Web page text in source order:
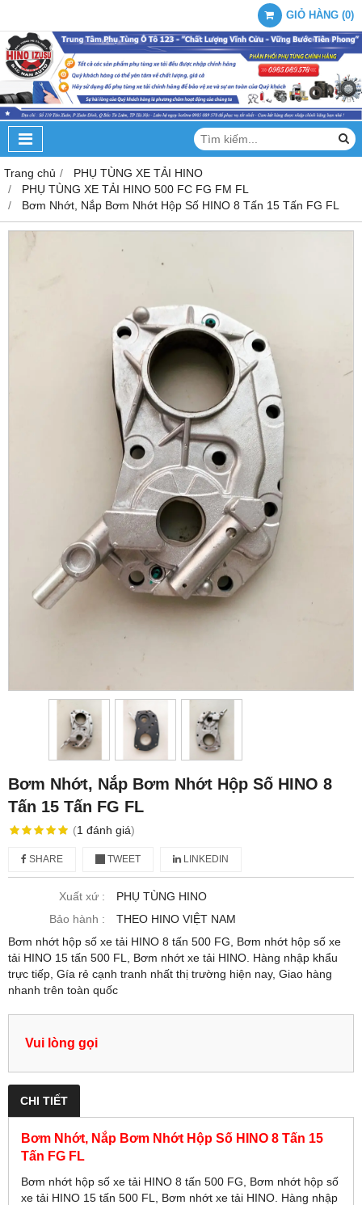
GIỎ HÀNG (0)
Trang chủ
PHỤ TÙNG XE TẢI HINO
PHỤ TÙNG XE TẢI HINO 500 FC FG FM FL
Bơm Nhớt, Nắp Bơm Nhớt Hộp Số HINO 8 Tấn 15 Tấn FG FL
Bơm Nhớt, Nắp Bơm Nhớt Hộp Số HINO 8
Tấn 15 Tấn FG FL
(1 đánh giá)
SHARE TWEET LINKEDIN
Xuất xứ :
PHỤ TÙNG HINO
Bảo hành :
THEO HINO VIỆT NAM
Bơm nhớt hộp số xe tải HINO 8 tấn 500 FG, Bơm nhớt hộp số xe
tải HINO 15 tấn 500 FL, Bơm nhớt xe tải HINO. Hàng nhập khẩu
trực tiếp, Gía rẻ cạnh tranh nhất thị trường hiện nay, Giao hàng
nhanh trên toàn quốc
Vui lòng gọi
CHI TIẾT
Bơm Nhớt, Nắp Bơm Nhớt Hộp Số HINO 8 Tấn 15
Tấn FG FL
Bơm nhớt hộp số xe tải HINO 8 tấn 500 FG, Bơm nhớt hộp số
xe tải HINO 15 tấn 500 FL, Bơm nhớt xe tải HINO. Hàng nhập